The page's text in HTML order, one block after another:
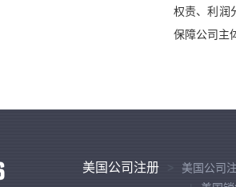
权责、利润
保障公司主
美国公司注册
美国公司